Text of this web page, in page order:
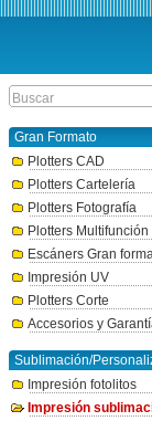
Gran Formato
Plotters CAD
Plotters Cartelería
Plotters Fotografía
Plotters Multifunción
Escáners Gran
Impresión UV
Plotters Corte
Accesorios y
Sublimación/
Impresión fotolitos
Impresión